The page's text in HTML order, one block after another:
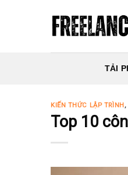
TẢI
KIẾN THỨC LẬP TRÌNH,
Top 10